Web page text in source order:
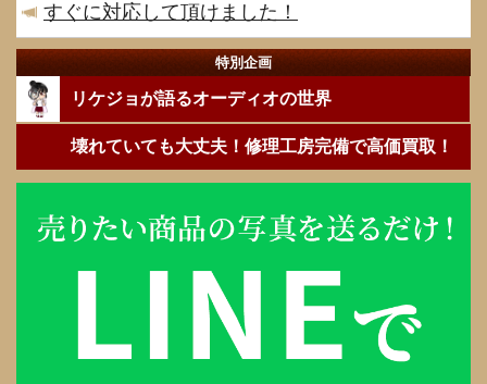
すぐに対応して頂けました！
特別企画
リケジョが語るオーディオの世界
壊れていても大丈夫！修理工房完備で高価買取！